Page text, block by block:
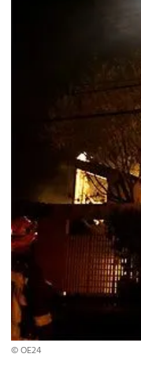
© OE24